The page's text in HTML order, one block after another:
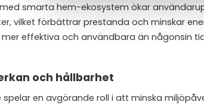
smarta hem-ekosystem ökar
vilket förbättrar prestanda och minskar
effektiva och användbara än någonsin
och hållbarhet
spelar en avgörande roll i att minska